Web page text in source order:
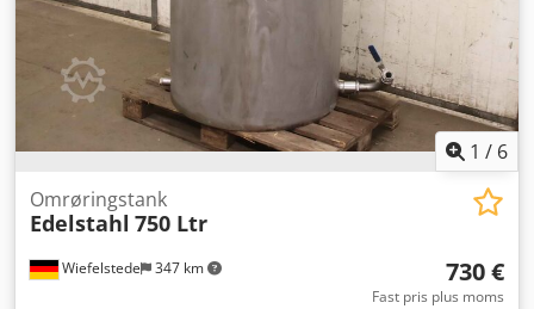
1 / 6
Wiefelstede 347 km
Omrøringstank
Edelstahl 750 Ltr
730 €
Fast pris plus moms